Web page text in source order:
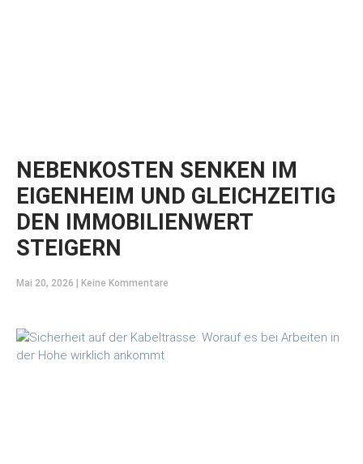
NEBENKOSTEN SENKEN IM
EIGENHEIM UND GLEICHZEITIG
DEN IMMOBILIENWERT
STEIGERN
Mai 20, 2026 Keine Kommentare